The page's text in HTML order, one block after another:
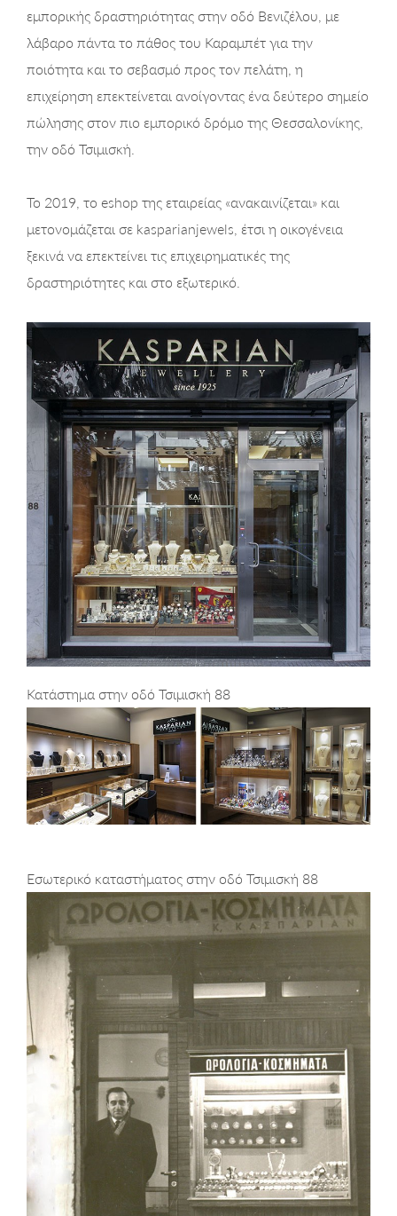
εμπορικής δραστηριότητας στην οδό Βενιζέλου, με
λάβαρο πάντα το πάθος του Καραμπέτ για την
ποιότητα και το σεβασμό προς τον πελάτη, η
επιχείρηση επεκτείνεται ανοίγοντας ένα δεύτερο σημείο
πώλησης στον πιο εμπορικό δρόμο της Θεσσαλονίκης,
την οδό Τσιμισκή.
Το 2019, το eshop της εταιρείας «ανακαινίζεται» και
μετονομάζεται σε kasparianjewels, έτσι η οικογένεια
ξεκινά να επεκτείνει τις επιχειρηματικές της
δραστηριότητες και στο εξωτερικό.
Κατάστημα στην οδό Τσιμισκή 88
Εσωτερικό καταστήματος στην οδό Τσιμισκή 88